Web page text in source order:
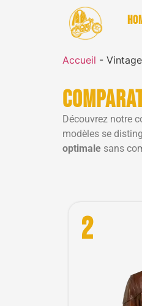
Accueil -
Découvrez notre
modèles se
optimale sans
2